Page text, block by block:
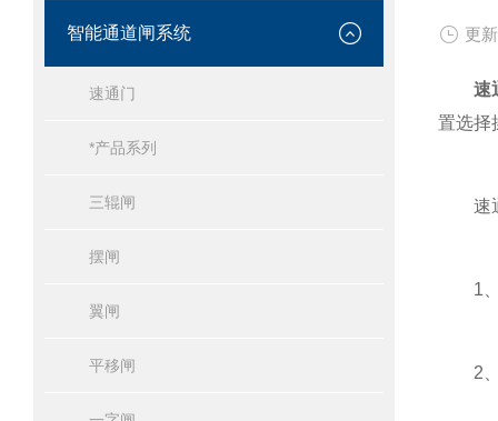
智能通道闸系统
速通门
*产品系列
三辊闸
摆闸
翼闸
平移闸
更
速
置选择
速通
1、
2、